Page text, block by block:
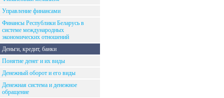
Управление финансами
Финансы Республики Беларусь в
системе международных
экономических отношений
Деньги, кредит, банки
Понятие денег и их виды
Денежный оборот и его виды
Денежная система и денежное
обращение